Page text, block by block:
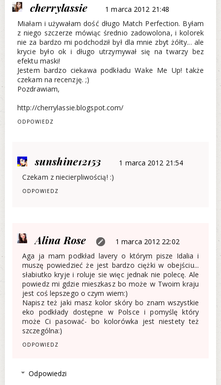
cherrylassie
1 marca 2012 21:48
Miałam i używałam dość długo Match Perfection. Byłam
z niego szczerze mówiąc średnio zadowolona, i kolorek
nie za bardzo mi podchodził był dla mnie zbyt żółty... ale
krycie było ok i długo utrzymywał się na twarzy bez
efektu maski!
Jestem bardzo ciekawa podkładu Wake Me Up! także
czekam na recenzję. ;)
Pozdrawiam,
http://cherrylassie.blogspot.com/
ODPOWIEDZ
sunshine12153
1 marca 2012 21:54
Czekam z niecierpliwością! :)
ODPOWIEDZ
Alina Rose
1 marca 2012 22:02
Aga ja mam podkład lavery o którym pisze Idalia i
muszę powiedzieć że jest bardzo ciężki w obejściu...
słabiutko kryje i roluje sie więc jednak nie polecę. Ale
powiedz mi gdzie mieszkasz bo może w Twoim kraju
jest coś lepszego o czym wiem:)
Napisz też jaki masz kolor skóry bo znam wszystkie
eko podkłady dostępne w Polsce i pomyślę który
może Ci pasować- bo kolorówka jest niestety też
szczególna:)
ODPOWIEDZ
Odpowiedzi